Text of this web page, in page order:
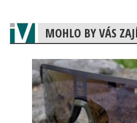
MOHLO BY VÁS